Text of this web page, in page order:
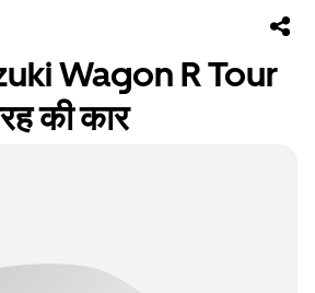
Wagon R Tour
की कार